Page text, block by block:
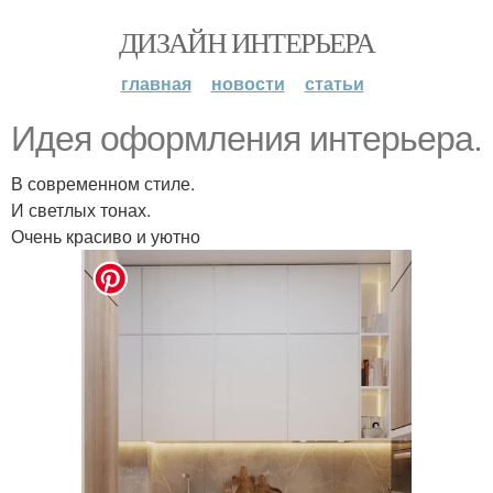
ДИЗАЙН ИНТЕРЬЕРА
главная новости статьи
Идея оформления интерьера.
В современном стиле.
И светлых тонах.
Очень красиво и уютно